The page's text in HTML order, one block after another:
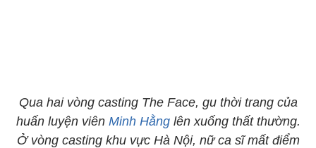
Qua hai vòng casting The Face, gu thời trang của
huấn luyện viên Minh Hằnglên xuống thất thường.
Ở vòng casting khu vực Hà Nội, nữ ca sĩ mất điểm